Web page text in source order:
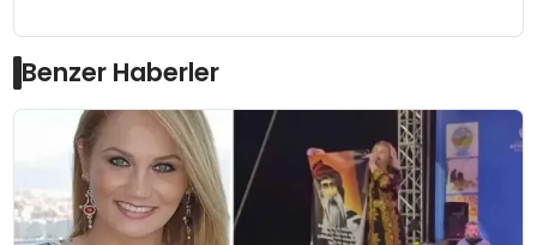
Benzer Haberler